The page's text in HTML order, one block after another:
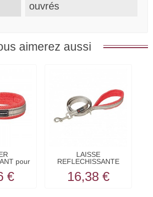
ouvrés
aimerez aussi
pour
€
LAISSE
REFLECHISSANTE
16,38 €